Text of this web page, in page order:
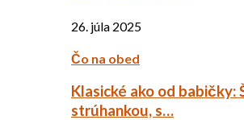
26. júla 2025
Čo na obed
Klasické ako od babičky:
strúhankou, s…